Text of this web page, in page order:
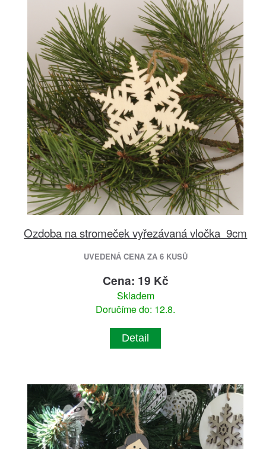
Ozdoba na stromeček vyřezávaná vločka 9cm
UVEDENÁ CENA ZA 6 KUSŮ
Cena: 19 Kč
Skladem
Doručíme do: 12.8.
Detail